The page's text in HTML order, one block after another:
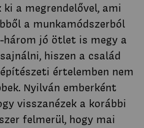
a megrendelővel, ami
a munkamódszerból
három jó ötlet is megy a
hiszen a család
értelemben nem
Nyilván emberként
visszanézek a korábbi
felmerül, hogy mai